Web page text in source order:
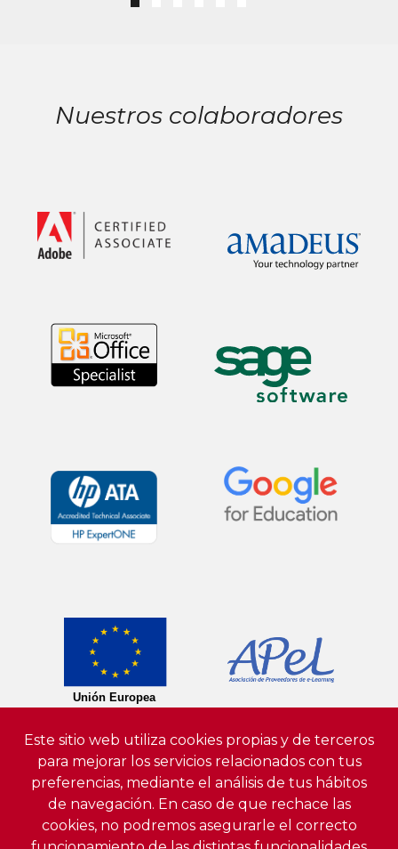
Nuestros colaboradores
Este sitio web utiliza cookies propias y de terceros
para mejorar los servicios relacionados con tus
preferencias, mediante el análisis de tus hábitos
de navegación. En caso de que rechace las
cookies, no podremos asegurarle el correcto